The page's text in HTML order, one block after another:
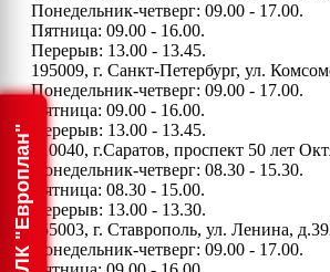
Понедельник-четверг: 09.00 - 17.00.
Пятница: 09.00 - 16.00.
Перерыв: 13.00 - 13.45.
195009, г. Санкт-Петербург, ул.
Понедельник-четверг: 09.00 - 17.00.
Пятница: 09.00 - 16.00.
Перерыв: 13.00 - 13.45.
410040, г.Саратов, проспект 50 лет
Понедельник-четверг: 08.30 - 15.30.
Пятница: 08.30 - 15.00.
Перерыв: 13.00 - 13.30.
355003, г. Ставрополь, ул. Ленина,
Понедельник-четверг: 09.00 - 17.00.